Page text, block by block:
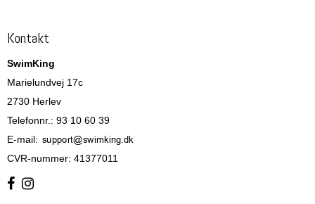
Kontakt
SwimKing
Marielundvej 17c
2730 Herlev
Telefonnr. : 93 10 60 39
E-mail:
CVR-nummer: 41377011